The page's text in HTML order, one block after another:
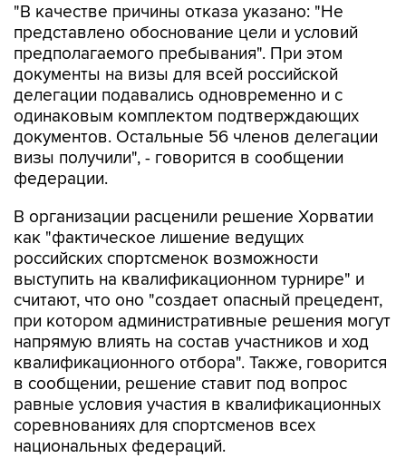
"В качестве причины отказа указано: "Не
представлено обоснование цели и условий
предполагаемого пребывания". При этом
документы на визы для всей российской
делегации подавались одновременно и с
одинаковым комплектом подтверждающих
документов. Остальные 56 членов делегации
визы получили", - говорится в сообщении
федерации.
В организации расценили решение Хорватии
как "фактическое лишение ведущих
российских спортсменок возможности
выступить на квалификационном турнире" и
считают, что оно "создает опасный прецедент,
при котором административные решения могут
напрямую влиять на состав участников и ход
квалификационного отбора". Также, говорится
в сообщении, решение ставит под вопрос
равные условия участия в квалификационных
соревнованиях для спортсменов всех
национальных федераций.